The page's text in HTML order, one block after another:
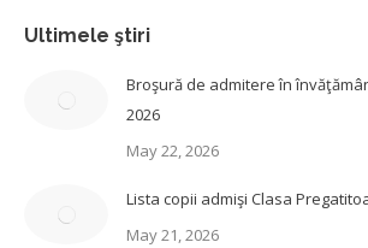
Ultimele ştiri
Broşură de admitere în
2026
May 22, 2026
Lista copii admişi Clasa
May 21, 2026